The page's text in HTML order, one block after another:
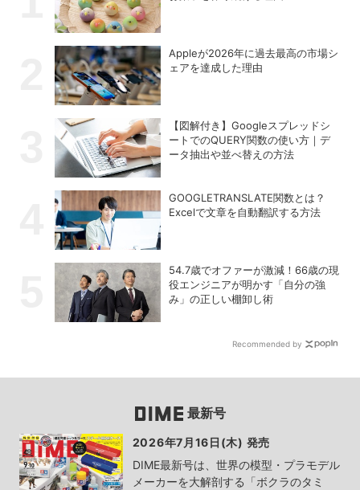
Appleが2026年に過去最⾼の市場シ
ェアを達成した理由
【図解付き】Googleスプレッドシ
ートでのQUERY関数の使い方｜デ
ータ抽出や並べ替えの方法
GOOGLETRANSLATE関数とは？
Excelで文章を自動翻訳する方法
54.7歳でオファーが激減！66歳の現
役エンジニアが明かす「自分の強
み」の正しい棚卸し術
Recommended by
最新号
2026年7月16日(木) 発売
DIME最新号は、世界の模型・プラモデル
メーカーを大解剖する「ボクラのタミ